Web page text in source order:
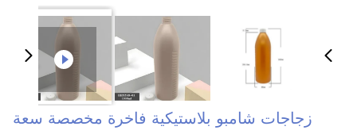
زجاجات شامبو بلاستيكية فاخرة مخصصة سعة